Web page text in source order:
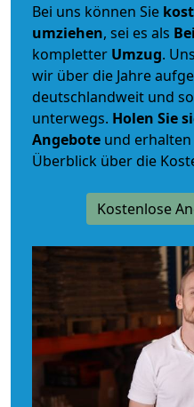
Bei uns können Sie
umziehen, sei es als
kompletter Umzug.
wir über die Jahre
deutschlandweit und
unterwegs. Holen Sie
Angebote und erhalten
Überblick über die
Kostenlose